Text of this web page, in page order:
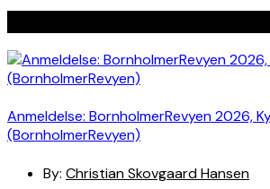
Anmeldelse: BornholmerRevyen 2026,
(BornholmerRevyen)
By: Christian Skovgaard Hansen